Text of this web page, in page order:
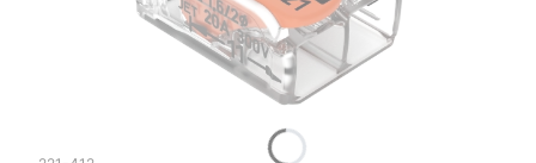
Kod produktu